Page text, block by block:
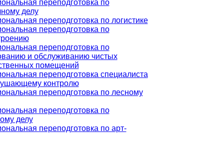
переподготовка по
делу
переподготовка по логистике
переподготовка по
переподготовка по
и обслуживанию чистых
помещений
переподготовка специалиста
контролю
переподготовка по лесному
переподготовка по
делу
переподготовка по арт-